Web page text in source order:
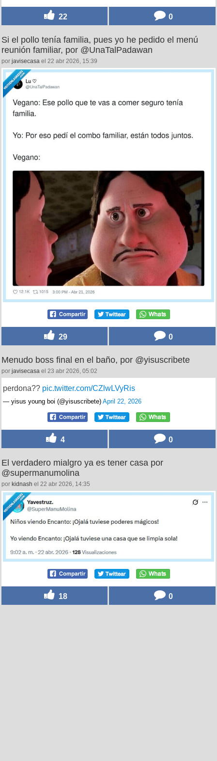
22 0
Si el pollo tenía familia, pues yo he pedido el menú
reunión familiar, por @UnaTalPadawan
por javisecasa el 22 abr 2026, 15:39
29 0
Menudo boss final en el baño, por @yisuscribete
por javisecasa el 23 abr 2026, 05:02
perdona?? pic.twitter.com/CZlwLVyRis
— yisus young boi (@yisuscribete) April 22, 2026
4 0
El verdadero mialgro ya es tener casa por
@supermanumolina
por kidnash el 22 abr 2026, 14:35
18 0